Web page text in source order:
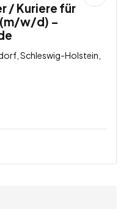
/ Kuriere für
w/d) –
Schleswig-Holstein,